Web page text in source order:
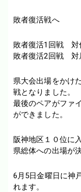
敗者復活戦へ
敗者復活1回戦
敗者復活2回戦
県大会出場をかけ
戦となりました。
最後のペアがファ
ができました。
阪神地区１０位に
県総体への出場が
6月5日金曜日に神
れます。